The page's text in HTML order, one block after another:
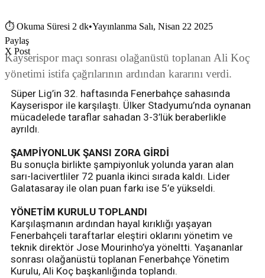
⏱ Okuma Süresi 2 dk•Yayınlanma Salı, Nisan 22 2025
Paylaş
X Post
Kayserispor maçı sonrası olağanüstü toplanan Ali Koç
yönetimi istifa çağrılarının ardından kararını verdi.
Süper Lig’in 32. haftasında Fenerbahçe sahasında
Kayserispor ile karşılaştı. Ülker Stadyumu’nda oynanan
mücadelede taraflar sahadan 3-3’lük beraberlikle
ayrıldı.
ŞAMPİYONLUK ŞANSI ZORA GİRDİ
Bu sonuçla birlikte şampiyonluk yolunda yaran alan
sarı-lacivertliler 72 puanla ikinci sırada kaldı. Lider
Galatasaray ile olan puan farkı ise 5’e yükseldi.
YÖNETİM KURULU TOPLANDI
Karşılaşmanın ardından hayal kırıklığı yaşayan
Fenerbahçeli taraftarlar eleştiri oklarını yönetim ve
teknik direktör Jose Mourinho’ya yöneltti. Yaşananlar
sonrası olağanüstü toplanan Fenerbahçe Yönetim
Kurulu, Ali Koç başkanlığında toplandı.